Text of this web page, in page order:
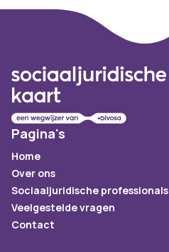
Pagina's
Home
Over ons
Sociaaljuridische professionals
Veelgestelde vragen
Contact